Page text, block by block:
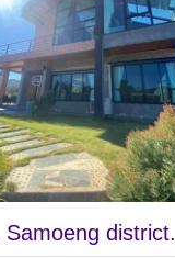
district.